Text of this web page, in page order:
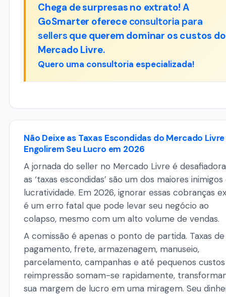
Chega de surpresas no extrato! A
GoSmarter oferece consultoria para
sellers que querem dominar os custos do
Mercado Livre.
Quero uma consultoria especializada!
Não Deixe as Taxas Escondidas do Mercado Livre
Engolirem Seu Lucro em 2026
A jornada do seller no Mercado Livre é
as ‘taxas escondidas’ são um dos maiores inimigos
lucratividade. Em 2026, ignorar essas cobranças
é um erro fatal que pode levar seu negócio ao
colapso, mesmo com um alto volume de vendas.
A comissão é apenas o ponto de partida. Taxas de
pagamento, frete, armazenagem, manuseio,
parcelamento, campanhas e até pequenos
reimpressão somam-se rapidamente,
sua margem de lucro em uma miragem. Seu